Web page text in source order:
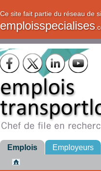
Ce site fait partie du réseau de
emploisspecialises
Emplois Employeurs